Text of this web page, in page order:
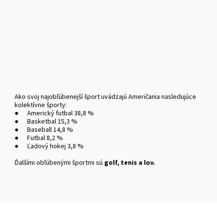
Ako svoj najobľúbenejší šport uvádzajú Američania nasledujúce
kolektívne športy:
● Americký futbal 38,8 %
● Basketbal 15,3 %
● Baseball 14,8 %
● Futbal 8,2 %
● Ľadový hokej 3,8 %
Ďalšími obľúbenými športmi sú golf, tenis a lov.